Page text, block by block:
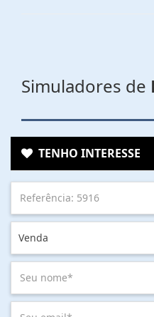
Simuladores de
TENHO INTERESSE
Venda